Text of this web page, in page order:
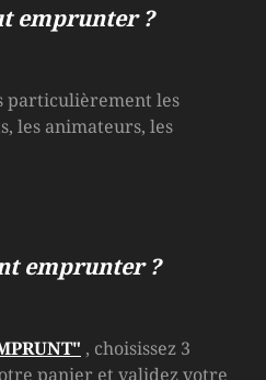
emprunter ?
particulièrement les
les animateurs, les
emprunter ?
, choisissez 3
panier et validez votre